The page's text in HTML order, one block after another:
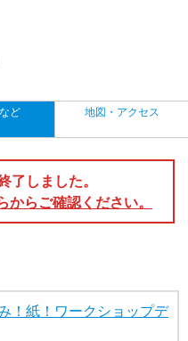
ど 地図・アクセス
しました。
らご確認ください。
！紙！ワークショップデ